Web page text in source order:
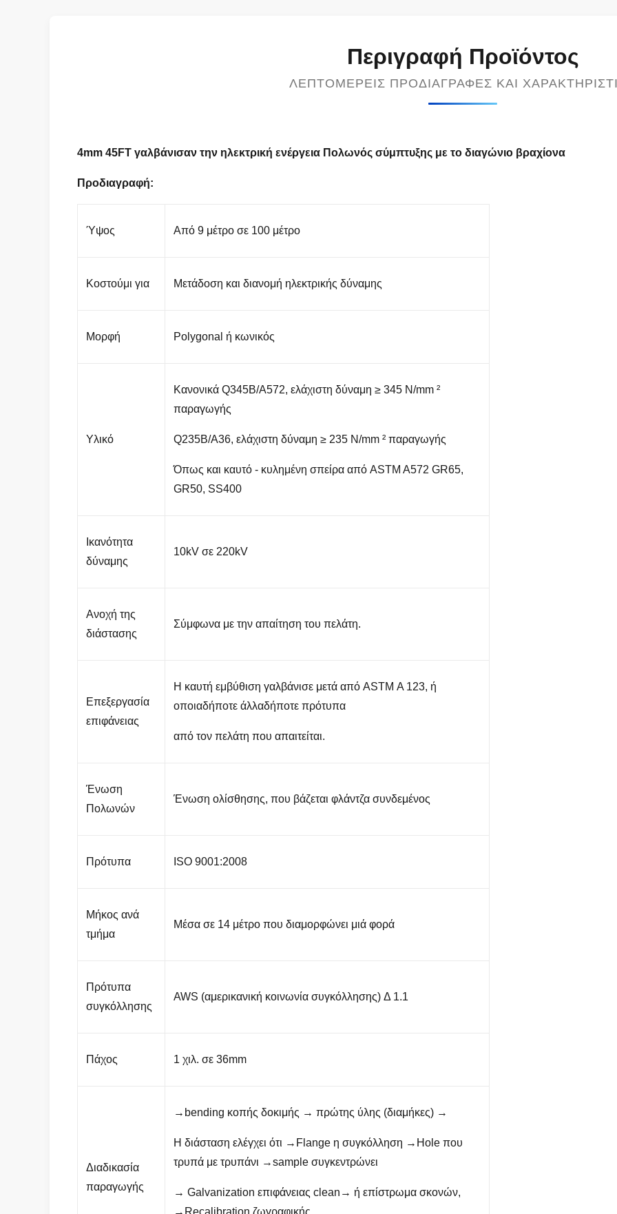
Περιγραφή Προϊόντος
ΛΕΠΤΟΜΕΡΕΊΣ ΠΡΟΔΙΑΓΡΑΦΈΣ ΚΑΙ
4mm 45FT γαλβάνισαν την ηλεκτρική ενέργεια Πολωνός σύμπτυξης με το διαγώνιο βραχίονα
Προδιαγραφή:
Ύψος Από 9 μέτρο σε 100 μέτρο
Κοστούμι για Μετάδοση και διανομή ηλεκτρικής δύναμης
Μορφή Polygonal ή κωνικός
Υλικό
Κανονικά Q345B/A572, ελάχιστη δύναμη ≥ 345 N/mm ²
παραγωγής
Q235B/A36, ελάχιστη δύναμη ≥ 235 N/mm ² παραγωγής
Όπως και καυτό - κυλημένη σπείρα από ASTM A572 GR65,
GR50, SS400
Ικανότητα
δύναμης
10kV σε 220kV
Ανοχή της
διάστασης
Σύμφωνα με την απαίτηση του πελάτη.
Επεξεργασία
επιφάνειας
Η καυτή εμβύθιση γαλβάνισε μετά από ASTM Α 123, ή
οποιαδήποτε άλλαδήποτε πρότυπα
από τον πελάτη που απαιτείται.
Ένωση
Πολωνών
Ένωση ολίσθησης, που βάζεται φλάντζα συνδεμένος
Πρότυπα ISO 9001:2008
Μήκος ανά
τμήμα
Μέσα σε 14 μέτρο που διαμορφώνει μιά φορά
Πρότυπα
συγκόλλησης
AWS (αμερικανική κοινωνία συγκόλλησης) Δ 1.1
Πάχος 1 χιλ. σε 36mm
Διαδικασία
παραγωγής
→bending κοπής δοκιμής → πρώτης ύλης (διαμήκες) →
Η διάσταση ελέγχει ότι →Flange η συγκόλληση →Hole που
τρυπά με τρυπάνι →sample συγκεντρώνει
→ Galvanization επιφάνειας clean→ ή επίστρωμα σκονών,
→Recalibration ζωγραφικής